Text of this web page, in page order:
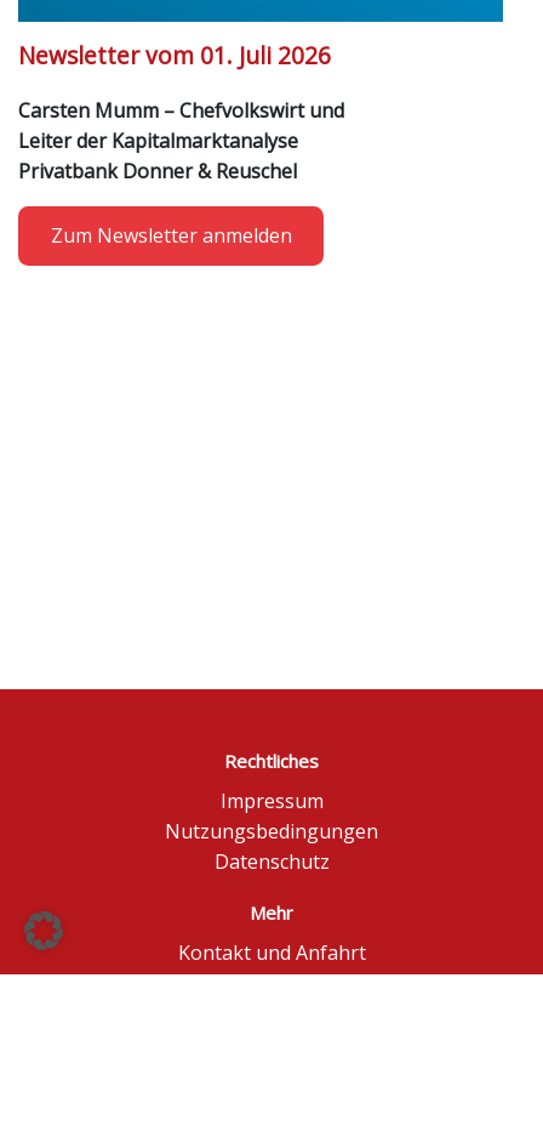
Newsletter vom 01. Juli 2026
Carsten Mumm – Chefvolkswirt und
Leiter der Kapitalmarktanalyse
Privatbank Donner & Reuschel
Zum Newsletter anmelden
Rechtliches
Impressum
Nutzungsbedingungen
Datenschutz
Mehr
Kontakt und Anfahrt
Börse Düsseldorf